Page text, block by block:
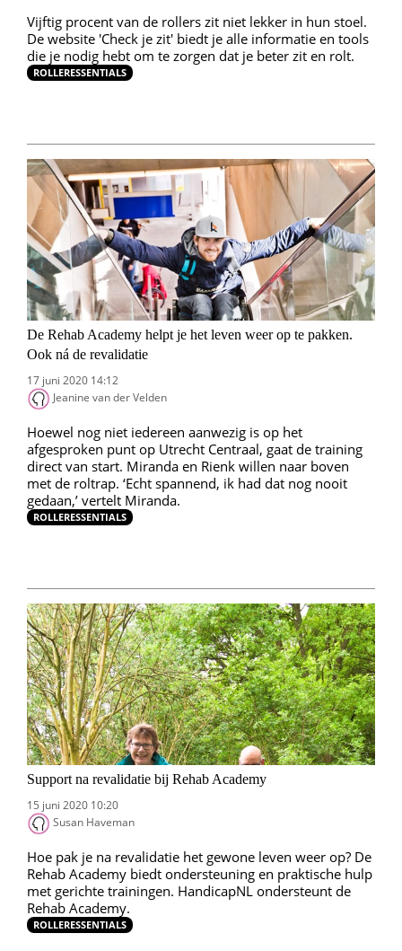
Vijftig procent van de rollers zit niet lekker in hun stoel.
De website 'Check je zit' biedt je alle informatie en tools
die je nodig hebt om te zorgen dat je beter zit en rolt.
ROLLERESSENTIALS
De Rehab Academy helpt je het leven weer op te pakken.
Ook ná de revalidatie
17 juni 2020 14:12
Jeanine van der Velden
Hoewel nog niet iedereen aanwezig is op het
afgesproken punt op Utrecht Centraal, gaat de training
direct van start. Miranda en Rienk willen naar boven
met de roltrap. ‘Echt spannend, ik had dat nog nooit
gedaan,’ vertelt Miranda.
ROLLERESSENTIALS
Support na revalidatie bij Rehab Academy
15 juni 2020 10:20
Susan Haveman
Hoe pak je na revalidatie het gewone leven weer op? De
Rehab Academy biedt ondersteuning en praktische hulp
met gerichte trainingen. HandicapNL ondersteunt de
Rehab Academy.
ROLLERESSENTIALS